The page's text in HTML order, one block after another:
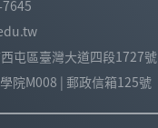
屯區臺灣大道四段1727號
院M008 | 郵政信箱125號